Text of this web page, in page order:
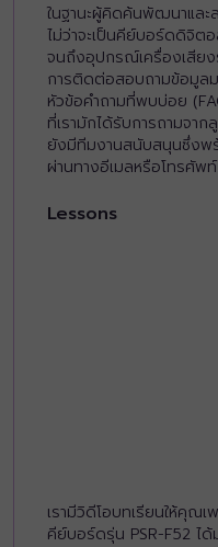
ในฐานะผู้คิดค้นพัฒนาแล
ไม่ว่าจะเป็นคีย์บอร์ดดิจิต
จนถึงอุปกรณ์เครื่องเสีย
การติดต่อสอบถามข้อมูลม
หัวข้อคำถามที่พบบ่อย
ที่เรามักได้รับการถามจา
ยังมีทีมงานสนับสนุนซึ่งพ
ผ่านทางอีเมลหรือโทรศัพท์
Lessons
เรามีวิดีโอบทเรียนให้คุณ
คีย์บอร์ดรุ่น PSR-F52 ไ